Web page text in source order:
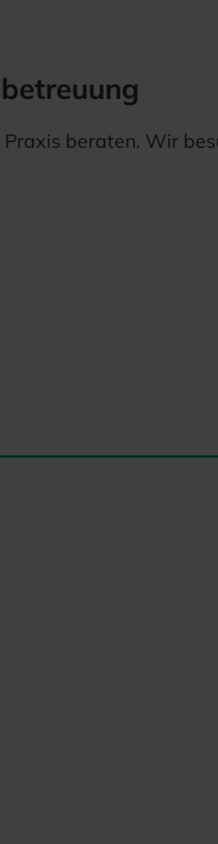
beraten. Wir